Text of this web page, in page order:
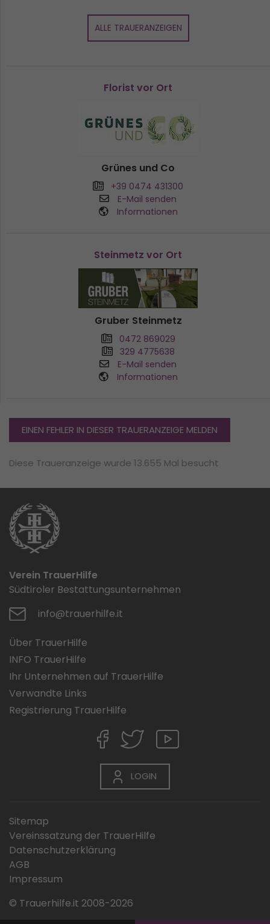
ALLE TRAUERANZEIGEN
Florist vor Ort
Grünes und Co
+39 0474 431300
E-Mail senden
Informationen
Steinmetz vor Ort
Gruber Steinmetz
0472 869029
329 4775638
E-Mail senden
Informationen
EINEN FEHLER IN DIESER TRAUERANZEIGE MELDEN
Diese Traueranzeige wurde 13.655 Mal besucht
Verein TrauerHilfe
Südtiroler Bestattungsunternehmen
info@trauerhilfe.it
Über TrauerHilfe
INFO TrauerHilfe
Ihr Unternehmen auf TrauerHilfe
Verwandte Links
Registrierung TrauerHilfe
LOGIN
Sitemap
Vereinssatzung der TrauerHilfe
Datenschutzerklärung
AGB
Impressum
© Trauerhilfe.it 2008-2026